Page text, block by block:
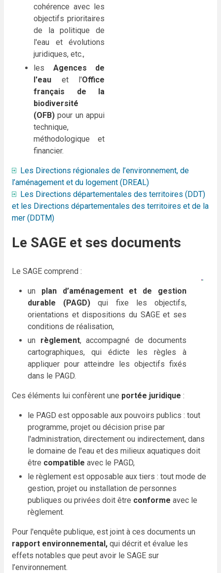
cohérence avec les
objectifs prioritaires
de la politique de
l'eau et évolutions
juridiques, etc.,
les Agences de
l'eau et l'Office
français de la
biodiversité
(OFB) pour un appui
technique,
méthodologique et
financier.
Les Directions régionales de l’environnement, de
l’aménagement et du logement (DREAL)
Les Directions départementales des territoires (DDT)
et les Directions départementales des territoires et de la
mer (DDTM)
Le SAGE et ses documents
Le SAGE comprend :
un plan d’aménagement et de gestion
durable (PAGD) qui fixe les objectifs,
orientations et dispositions du SAGE et ses
conditions de réalisation,
un règlement, accompagné de documents
cartographiques, qui édicte les règles à
appliquer pour atteindre les objectifs fixés
dans le PAGD.
Ces éléments lui confèrent une portée juridique :
le PAGD est opposable aux pouvoirs publics : tout
programme, projet ou décision prise par
l'administration, directement ou indirectement, dans
le domaine de l'eau et des milieux aquatiques doit
être compatible avec le PAGD,
le règlement est opposable aux tiers : tout mode de
gestion, projet ou installation de personnes
publiques ou privées doit être conforme avec le
règlement.
Pour l'enquête publique, est joint à ces documents un
rapport environnemental, qui décrit et évalue les
effets notables que peut avoir le SAGE sur
l’environnement.